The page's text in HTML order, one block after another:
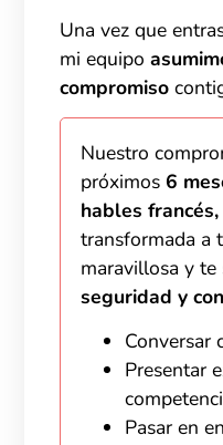
Una vez que
mi equipo
compromiso
Nuestro
próximos 6
hables francés,
transformada a
maravillosa y te
seguridad y
Conversar
Presentar
Pasar en